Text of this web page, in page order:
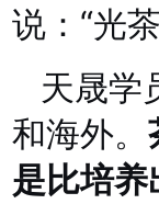
说：“光
天晟学
和海外。
是比培